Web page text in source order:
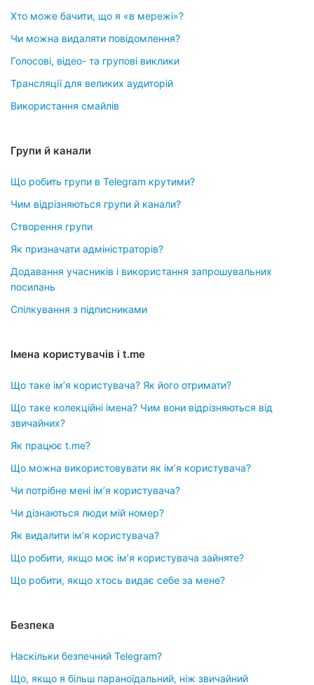
Хто може бачити, що я «в мережі»?
Чи можна видаляти повідомлення?
Голосові, відео- та групові виклики
Трансляції для великих аудиторій
Використання смайлів
Групи й канали
Що робить групи в Telegram крутими?
Чим відрізняються групи й канали?
Створення групи
Як призначати адміністраторів?
Додавання учасників і використання запрошувальних
посилань
Спілкування з підписниками
Імена користувачів і t.me
Що таке імʼя користувача? Як його отримати?
Що таке колекційні імена? Чим вони відрізняються від
звичайних?
Як працює t.me?
Що можна використовувати як імʼя користувача?
Чи потрібне мені імʼя користувача?
Чи дізнаються люди мій номер?
Як видалити імʼя користувача?
Що робити, якщо моє імʼя користувача зайняте?
Що робити, якщо хтось видає себе за мене?
Безпека
Наскільки безпечний Telegram?
Що, якщо я більш параноїдальний, ніж звичайний